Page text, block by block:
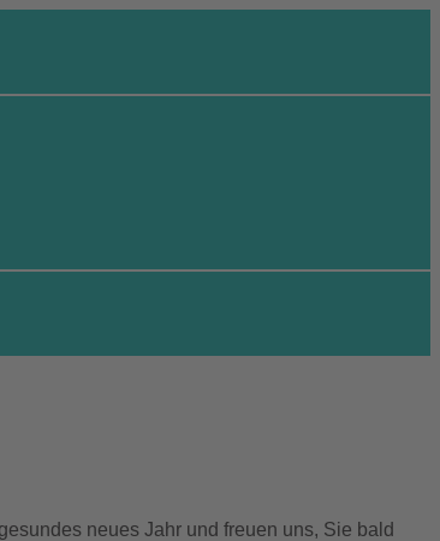
neues Jahr und freuen uns, Sie bald